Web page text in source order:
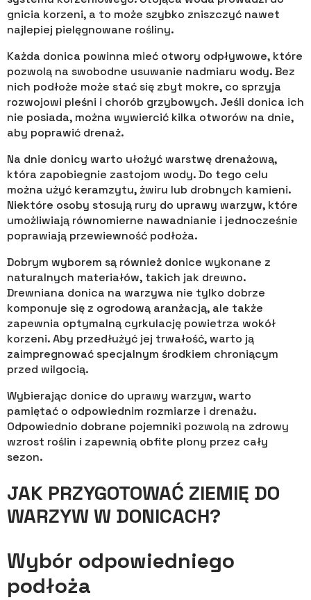
gnicia korzeni, a to może szybko zniszczyć nawet
najlepiej pielęgnowane rośliny.
Każda donica powinna mieć otwory odpływowe, które
pozwolą na swobodne usuwanie nadmiaru wody. Bez
nich podłoże może stać się zbyt mokre, co sprzyja
rozwojowi pleśni i chorób grzybowych. Jeśli donica ich
nie posiada, można wywiercić kilka otworów na dnie,
aby poprawić drenaż.
Na dnie donicy warto ułożyć warstwę drenażową,
która zapobiegnie zastojom wody. Do tego celu
można użyć keramzytu, żwiru lub drobnych kamieni.
Niektóre osoby stosują rury do uprawy warzyw, które
umożliwiają równomierne nawadnianie i jednocześnie
poprawiają przewiewność podłoża.
Dobrym wyborem są również donice wykonane z
naturalnych materiałów, takich jak drewno.
Drewniana donica na warzywa nie tylko dobrze
komponuje się z ogrodową aranżacją, ale także
zapewnia optymalną cyrkulację powietrza wokół
korzeni. Aby przedłużyć jej trwałość, warto ją
zaimpregnować specjalnym środkiem chroniącym
przed wilgocią.
Wybierając donice do uprawy warzyw, warto
pamiętać o odpowiednim rozmiarze i drenażu.
Odpowiednio dobrane pojemniki pozwolą na zdrowy
wzrost roślin i zapewnią obfite plony przez cały
sezon.
JAK PRZYGOTOWAĆ ZIEMIĘ DO
WARZYW W DONICACH?
Wybór odpowiedniego
podłoża